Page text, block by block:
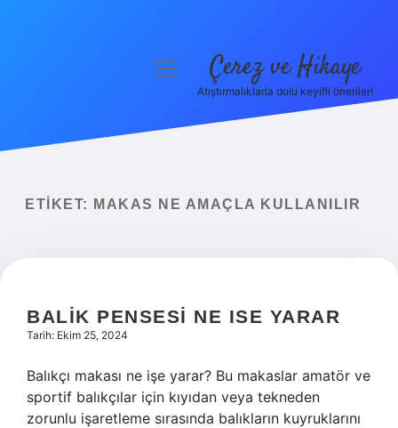
Yasal Uyarı
menüyü Çerez ve Hikaye
Atıştırmalıklarla dolu keyifli öneriler!
ETIKET: MAKAS NE AMAÇLA KULLANILIR
BALIK PENSESI NE ISE YARAR
Tarih: Ekim 25, 2024
Balıkçı makası ne işe yarar? Bu makaslar amatör ve
sportif balıkçılar için kıyıdan veya tekneden
zorunlu işaretleme sırasında balıkların kuyruklarını